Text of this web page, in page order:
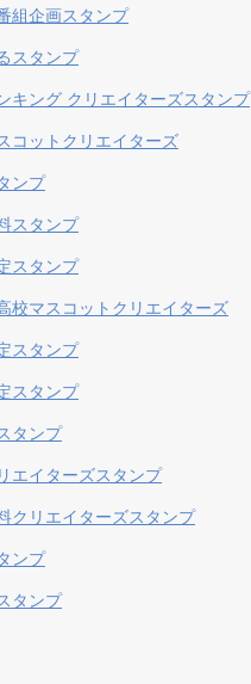
組企画スタンプ
スタンプ
キング クリエイターズスタンプ
コットクリエイターズ
ンプ
スタンプ
スタンプ
校マスコットクリエイターズ
スタンプ
スタンプ
タンプ
エイターズスタンプ
クリエイターズスタンプ
ンプ
タンプ